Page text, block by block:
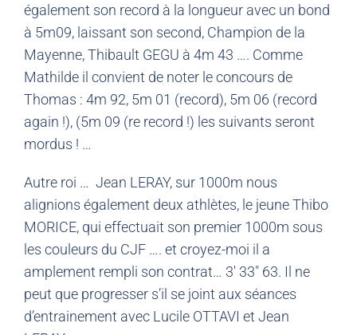
également son record à la longueur avec un bond
à 5m09, laissant son second, Champion de la
Mayenne, Thibault GEGU à 4m 43 …. Comme
Mathilde il convient de noter le concours de
Thomas : 4m 92, 5m 01 (record), 5m 06 (record
again !), (5m 09 (re record !) les suivants seront
mordus ! …
Autre roi … Jean LERAY, sur 1000m nous
alignions également deux athlètes, le jeune Thibo
MORICE, qui effectuait son premier 1000m sous
les couleurs du CJF …. et croyez-moi il a
amplement rempli son contrat… 3′ 33″ 63. Il ne
peut que progresser s’il se joint aux séances
d’entrainement avec Lucile OTTAVI et Jean